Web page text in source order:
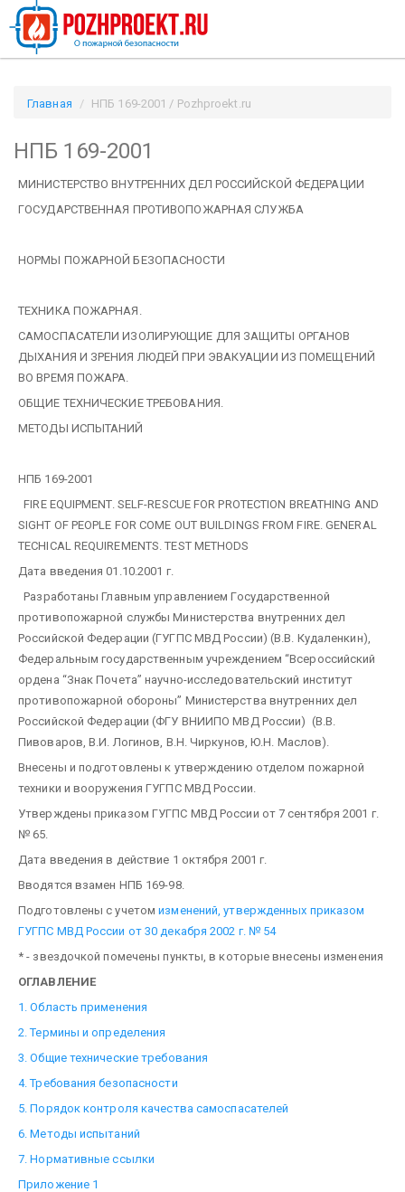
Главная НПБ 169-2001 / Pozhproekt.ru
НПБ 169-2001
МИНИСТЕРСТВО ВНУТРЕННИХ ДЕЛ РОССИЙСКОЙ ФЕДЕРАЦИИ
ГОСУДАРСТВЕННАЯ ПРОТИВОПОЖАРНАЯ СЛУЖБА
НОРМЫ ПОЖАРНОЙ БЕЗОПАСНОСТИ
ТЕХНИКА ПОЖАРНАЯ.
САМОСПАСАТЕЛИ ИЗОЛИРУЮЩИЕ ДЛЯ ЗАЩИТЫ ОРГАНОВ
ДЫХАНИЯ И ЗРЕНИЯ ЛЮДЕЙ ПРИ ЭВАКУАЦИИ ИЗ ПОМЕЩЕНИЙ
ВО ВРЕМЯ ПОЖАРА.
ОБЩИЕ ТЕХНИЧЕСКИЕ ТРЕБОВАНИЯ.
МЕТОДЫ ИСПЫТАНИЙ
НПБ 169-2001
FIRE EQUIPMENT. SELF-RESCUE FOR PROTECTION BREATHING AND
SIGHT OF PEOPLE FOR COME OUT BUILDINGS FROM FIRE. GENERAL
TECHICAL REQUIREMENTS. TEST METHODS
Дата введения 01.10.2001 г.
Разработаны Главным управлением Государственной
противопожарной службы Министерства внутренних дел
Российской Федерации (ГУГПС МВД России) (В.В. Кудаленкин),
Федеральным государственным учреждением “Всероссийский
ордена “Знак Почета” научно-исследовательский институт
противопожарной обороны” Министерства внутренних дел
Российской Федерации (ФГУ ВНИИПО МВД России) (В.В.
Пивоваров, В.И. Логинов, В.Н. Чиркунов, Ю.Н. Маслов).
Внесены и подготовлены к утверждению отделом пожарной
техники и вооружения ГУГПС МВД России.
Утверждены приказом ГУГПС МВД России от 7 сентября 2001 г.
№ 65.
Дата введения в действие 1 октября 2001 г.
Вводятся взамен НПБ 169-98.
Подготовлены с учетомизменений, утвержденных приказом
ГУГПС МВД России от 30 декабря 2002 г. № 54
* - звездочкой помечены пункты, в которые внесены изменения
ОГЛАВЛЕНИЕ
1. Область применения
2. Термины и определения
3. Общие технические требования
4. Требования безопасности
5. Порядок контроля качества самоспасателей
6. Методы испытаний
7. Нормативные ссылки
Приложение 1